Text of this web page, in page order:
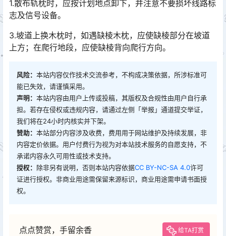
1.散布轨枕时，应按计划地点卸下，并注意不要损坏线路标
志及信号设备。
3.坡道上换木枕时，如遇缺棱木枕，应使缺棱部分在坡道
上方；在爬行地段，应使缺棱背向爬行方向。
风险： 本站内容仅作技术交流参考，不构成决策依据，所涉标准可
能已失效，请谨慎采用。
声明： 本站内容由用户上传或投稿，其版权及合规性由用户自行承
担。若存在侵权或违规内容，请通过左侧「举报」通道提交举证，
我们将在24小时内核实并下架。
赞助： 本站部分内容涉及收费，费用用于网站维护及持续发展，非
内容定价依据。用户付费行为视为对本站技术服务的自愿支持，不
承诺内容永久可用性或技术支持。
授权： 除非另有说明，否则本站内容依据CC BY-NC-SA 4.0许可
证进行授权。非商业用途需保留来源标识，商业用途需申请书面授
权。
点点赞赏，手留余香 给TA打赏